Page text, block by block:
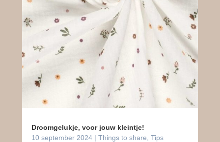
Droomgelukje, voor jouw kleintje!
10 september 2024| Things to share Tips